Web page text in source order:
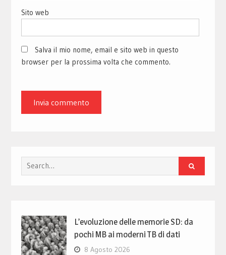
Sito web
Salva il mio nome, email e sito web in questo
browser per la prossima volta che commento.
Search
for:
L’evoluzione delle memorie SD: da
pochi MB ai moderni TB di dati
8 Agosto 2026